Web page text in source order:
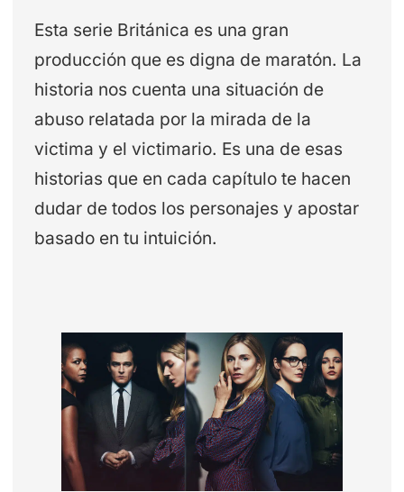
Esta serie Británica es una gran
producción que es digna de maratón. La
historia nos cuenta una situación de
abuso relatada por la mirada de la
victima y el victimario. Es una de esas
historias que en cada capítulo te hacen
dudar de todos los personajes y apostar
basado en tu intuición.